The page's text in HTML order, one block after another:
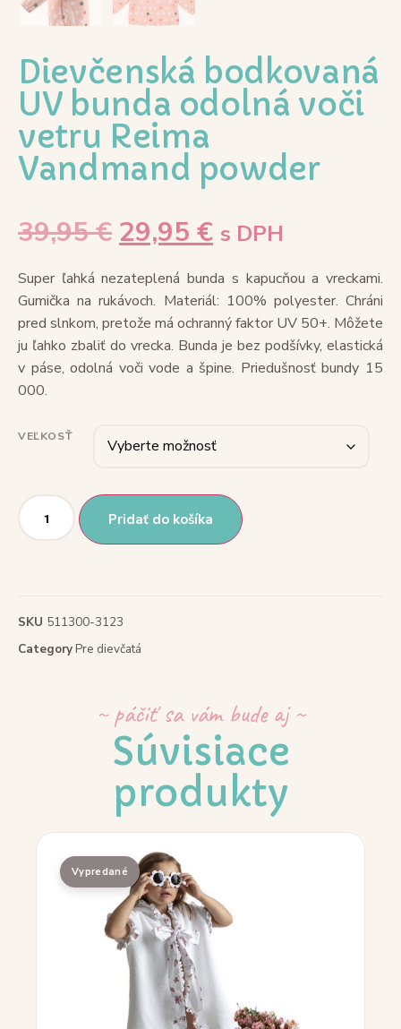
Dievčenská bodkovaná
UV bunda odolná voči
vetru Reima
Vandmand powder
39,95€ 29,95 € s DPH
Super ľahká nezateplená bunda s kapucňou a vreckami.
Gumička na rukávoch. Materiál: 100% polyester. Chráni
pred slnkom, pretože má ochranný faktor UV 50+. Môžete
ju ľahko zbaliť do vrecka. Bunda je bez podšívky, elastická
v páse, odolná voči vode a špine. Priedušnosť bundy 15
000.
VEĽKOSŤ
Pridať do košíka
SKU 511300-3123
CategoryPre dievčatá
~ páčiť sa vám bude aj ~
Súvisiace
produkty